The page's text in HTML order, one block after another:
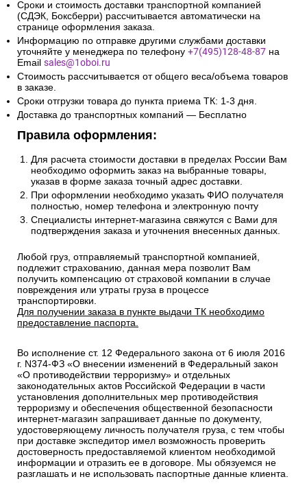
Сроки и стоимость доставки транспортной компанией
(СДЭК, Боксберри) рассчитывается автоматически на
странице оформления заказа.
Информацию по отправке другими службами доставки
уточняйте у менеджера по телефону +7(495)128-48-87 на
Email sales@1oboi.ru
Стоимость рассчитывается от общего веса/объема товаров
в заказе.
Сроки отгрузки товара до пункта приема ТК: 1-3 дня.
Доставка до транспортных компаний — Бесплатно
Правила оформления:
Для расчета стоимости доставки в пределах России Вам
необходимо оформить заказ на выбранные товары,
указав в форме заказа точный адрес доставки.
При оформлении необходимо указать ФИО получателя
полностью, номер телефона и электронную почту
Специалисты интернет-магазина свяжутся с Вами для
подтверждения заказа и уточнения внесенных данных.
Любой груз, отправляемый транспортной компанией,
подлежит страхованию, данная мера позволит Вам
получить компенсацию от страховой компании в случае
повреждения или утраты груза в процессе
транспортировки.
Для получении заказа в пункте выдачи ТК необходимо
предоставление паспорта.
Во исполнение ст. 12 Федерального закона от 6 июля 2016
г. N374-ФЗ «О внесении изменений в Федеральный закон
«О противодействии терроризму» и отдельных
законодательных актов Российской Федерации в части
установления дополнительных мер противодействия
терроризму и обеспечения общественной безопасности
интернет-магазин запрашивает данные по документу,
удостоверяющему личность получателя груза, с тем чтобы
при доставке экспедитор имел возможность проверить
достоверность предоставляемой клиентом необходимой
информации и отразить ее в договоре. Мы обязуемся не
разглашать и не использовать паспортные данные клиента.